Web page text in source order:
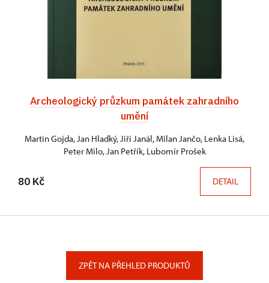
Archeologický průzkum památek zahradního
umění
Martin Gojda, Jan Hladký, Jiří Janál, Milan Jančo, Lenka Lisá,
Peter Milo, Jan Petřík, Lubomír Prošek
80 Kč DETAIL
ZPĚT NA PŘEHLED PRODUKTŮ